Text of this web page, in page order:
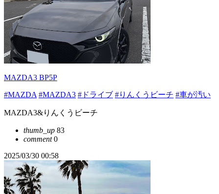
MAZDA3 BP5P
#MAZDA #MAZDA3 #ドライブ #りんくうビーチ #車が汚い
MAZDA3&りんくうビーチ
thumb_up 83
comment0
2025/03/30 00:58